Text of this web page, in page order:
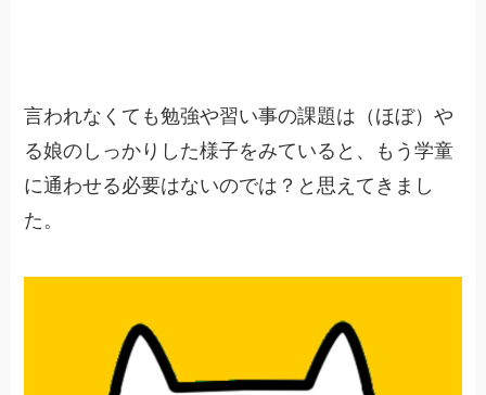
言われなくても勉強や習い事の課題は（ほぼ）や
る娘のしっかりした様子をみていると、もう学童
に通わせる必要はないのでは？と思えてきまし
た。